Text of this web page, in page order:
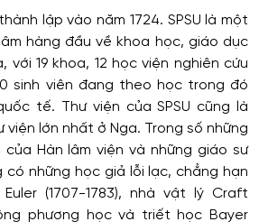
lập vào năm 1724. SPSU là một
hàng đầu về khoa học, giáo dục
với 19 khoa, 12 học viện nghiên cứu
sinh viên đang theo học trong đó
tế. Thư viện của SPSU cũng là
lớn nhất ở Nga. Trong số những
Hàn lâm viện và những giáo sư
có những học giả lỗi lạc, chẳng hạn
(1707-1783), nhà vật lý Craft
phương học và triết học Bayer